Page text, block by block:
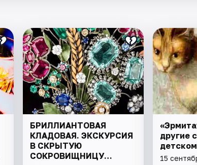
БРИЛЛИАНТОВАЯ
КЛАДОВАЯ. ЭКСКУРСИЯ
В СКРЫТУЮ
СОКРОВИЩНИЦУ
другие
15